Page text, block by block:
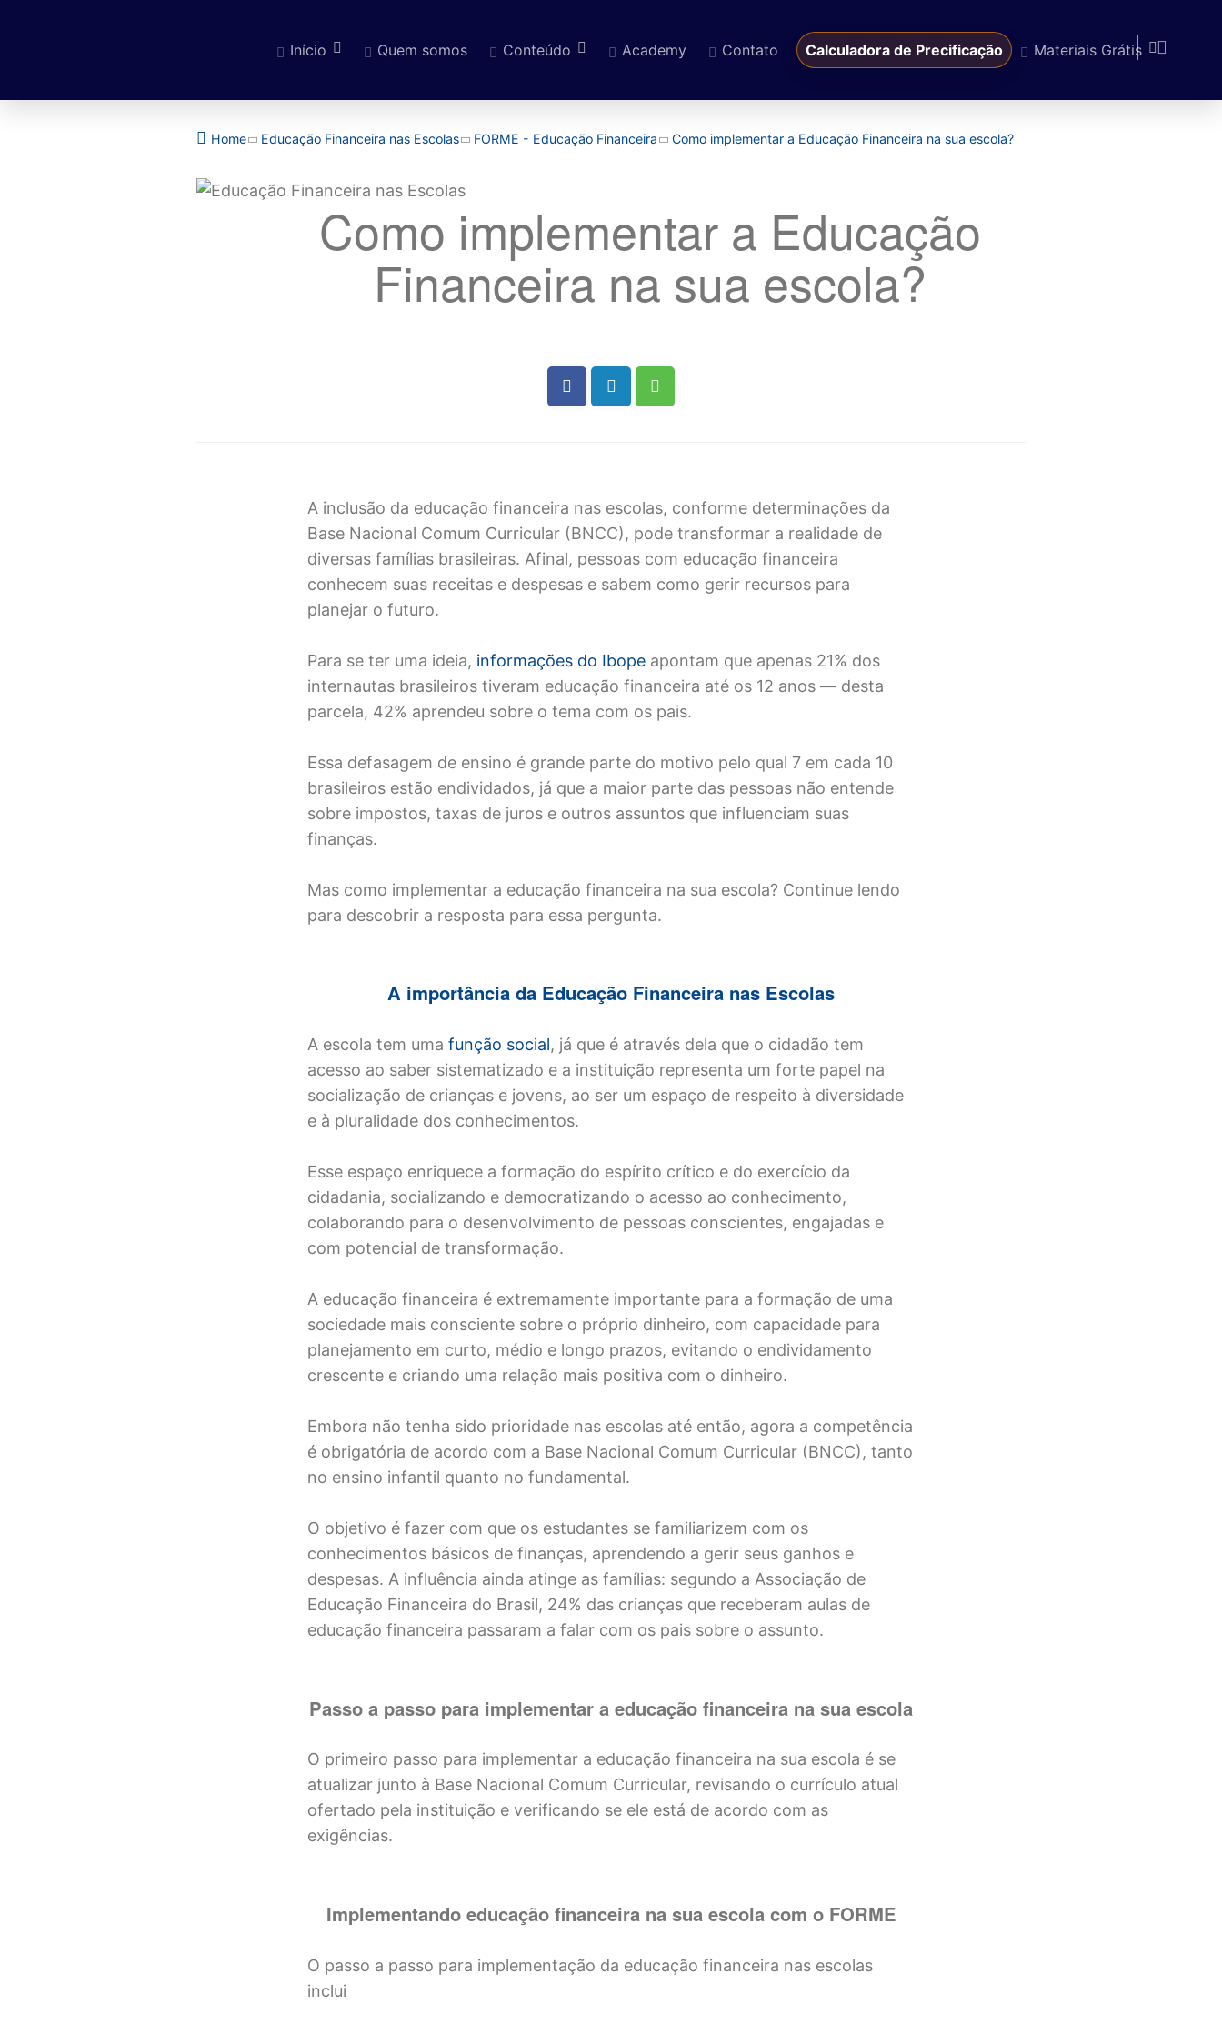
Pular para o conteúdo
Início Quem somos Conteúdo Academy Contato Calculadora de Precificação Materiais Grátis
Home Educação Financeira nas Escolas FORME - Educação Financeira Como implementar a Educação Financeira na sua escola?
Como implementar a Educação
Financeira na sua escola?
A inclusão da educação financeira nas escolas, conforme determinações da
Base Nacional Comum Curricular (BNCC), pode transformar a realidade de
diversas famílias brasileiras. Afinal, pessoas com educação financeira
conhecem suas receitas e despesas e sabem como gerir recursos para
planejar o futuro.
Para se ter uma ideia, informações do Ibope apontam que apenas 21% dos
internautas brasileiros tiveram educação financeira até os 12 anos — desta
parcela, 42% aprendeu sobre o tema com os pais.
Essa defasagem de ensino é grande parte do motivo pelo qual 7 em cada 10
brasileiros estão endividados, já que a maior parte das pessoas não entende
sobre impostos, taxas de juros e outros assuntos que influenciam suas
finanças.
Mas como implementar a educação financeira na sua escola? Continue lendo
para descobrir a resposta para essa pergunta.
A importância da Educação Financeira nas Escolas
A escola tem umafunção social, já que é através dela que o cidadão tem
acesso ao saber sistematizado e a instituição representa um forte papel na
socialização de crianças e jovens, ao ser um espaço de respeito à diversidade
e à pluralidade dos conhecimentos.
Esse espaço enriquece a formação do espírito crítico e do exercício da
cidadania, socializando e democratizando o acesso ao conhecimento,
colaborando para o desenvolvimento de pessoas conscientes, engajadas e
com potencial de transformação.
A educação financeira é extremamente importante para a formação de uma
sociedade mais consciente sobre o próprio dinheiro, com capacidade para
planejamento em curto, médio e longo prazos, evitando o endividamento
crescente e criando uma relação mais positiva com o dinheiro.
Embora não tenha sido prioridade nas escolas até então, agora a competência
é obrigatória de acordo com a Base Nacional Comum Curricular (BNCC), tanto
no ensino infantil quanto no fundamental.
O objetivo é fazer com que os estudantes se familiarizem com os
conhecimentos básicos de finanças, aprendendo a gerir seus ganhos e
despesas. A influência ainda atinge as famílias: segundo a Associação de
Educação Financeira do Brasil, 24% das crianças que receberam aulas de
educação financeira passaram a falar com os pais sobre o assunto.
Passo a passo para implementar a educação financeira na sua escola
O primeiro passo para implementar a educação financeira na sua escola é se
atualizar junto à Base Nacional Comum Curricular, revisando o currículo atual
ofertado pela instituição e verificando se ele está de acordo com as
exigências.
Implementando educação financeira na sua escola com o FORME
O passo a passo para implementação da educação financeira nas escolas
inclui